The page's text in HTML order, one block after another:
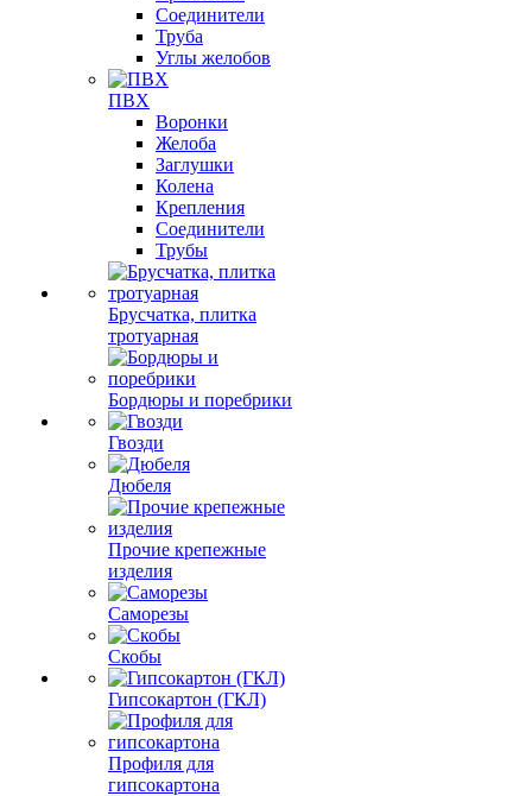
Соединители
Труба
Углы желобов
ПВХ
Воронки
Желоба
Заглушки
Колена
Крепления
Соединители
Трубы
Брусчатка, плитка
тротуарная
Бордюры и поребрики
Гвозди
Дюбеля
Прочие крепежные
изделия
Саморезы
Скобы
Гипсокартон (ГКЛ)
Профиля для
гипсокартона